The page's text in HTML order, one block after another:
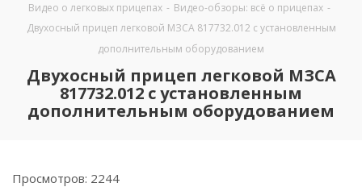
Видео о легковых прицепах - Видео-обзоры: всё о прицепах -
Двухосный прицеп легковой МЗСА 817732.012 с установленным
дополнительным оборудованием
Двухосный прицеп легковой МЗСА
817732.012 с установленным
дополнительным оборудованием
Просмотров: 2244